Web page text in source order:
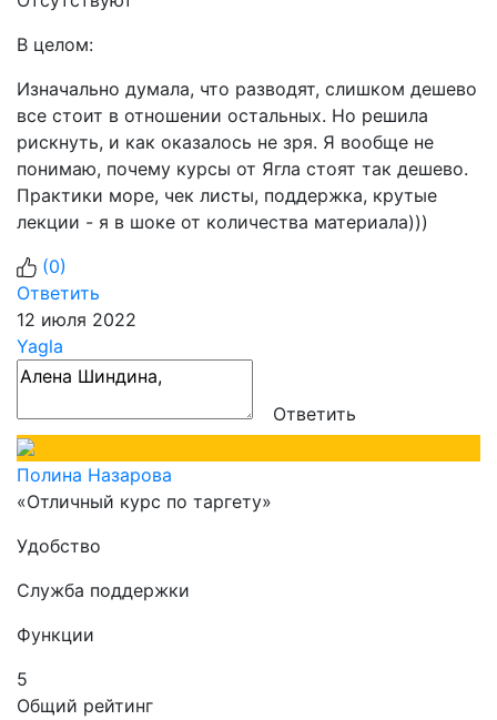
В целом:
Изначально думала, что разводят, слишком дешево
все стоит в отношении остальных. Но решила
рискнуть, и как оказалось не зря. Я вообще не
понимаю, почему курсы от Ягла стоят так дешево.
Практики море, чек листы, поддержка, крутые
лекции - я в шоке от количества материала)))
(0)
Ответить
12 июля 2022
Yagla
Ответить
Полина Назарова
«Отличный курс по таргету»
Удобство
Служба поддержки
Функции
5
Общий рейтинг